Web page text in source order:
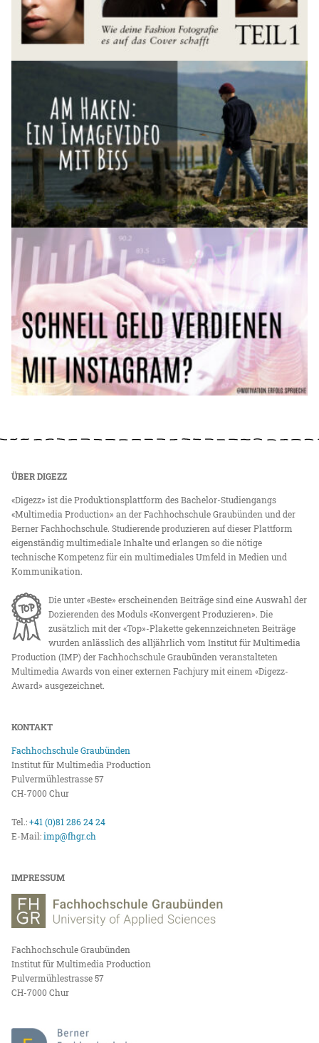
ÜBER DIGEZZ
«Digezz» ist die Produktionsplattform des Bachelor-Studiengangs
«Multimedia Production» an der Fachhochschule Graubünden und der
Berner Fachhochschule. Studierende produzieren auf dieser Plattform
eigenständig multimediale Inhalte und erlangen so die nötige
technische Kompetenz für ein multimediales Umfeld in Medien und
Kommunikation.
Die unter «Beste» erscheinenden Beiträge sind eine Auswahl der
Dozierenden des Moduls «Konvergent Produzieren». Die
zusätzlich mit der «Top»-Plakette gekennzeichneten Beiträge
wurden anlässlich des alljährlich vom Institut für Multimedia
Production (IMP) der Fachhochschule Graubünden veranstalteten
Multimedia Awards von einer externen Fachjury mit einem «Digezz-
Award» ausgezeichnet.
KONTAKT
Fachhochschule Graubünden
Institut für Multimedia Production
Pulvermühlestrasse 57
CH-7000 Chur
Tel.:+41 (0)81 286 24 24
E-Mail:imp@fhgr.ch
IMPRESSUM
Fachhochschule Graubünden
Institut für Multimedia Production
Pulvermühlestrasse 57
CH-7000 Chur